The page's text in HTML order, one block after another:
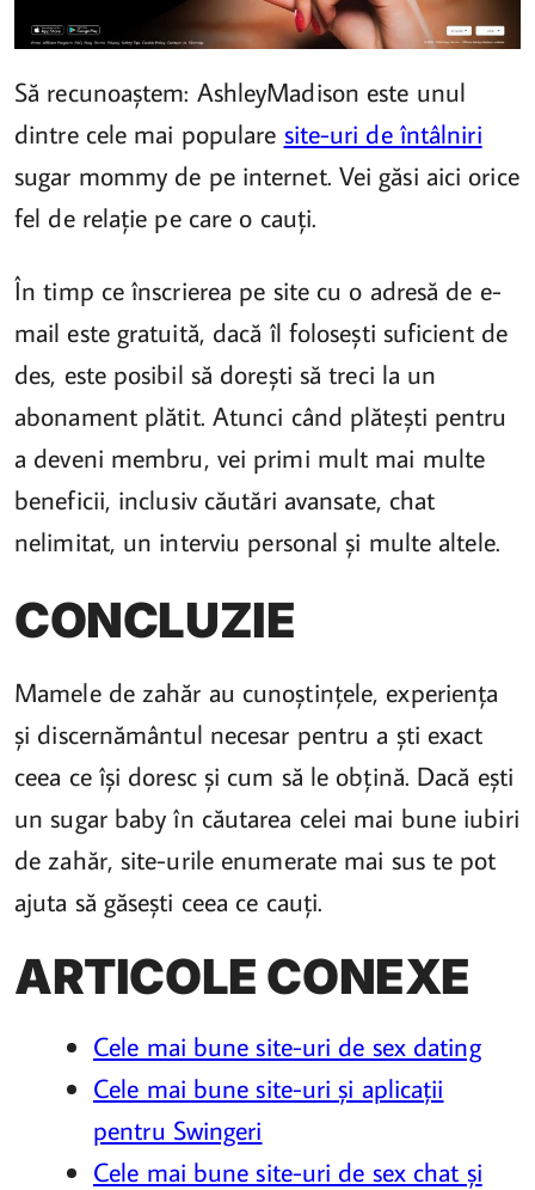
Să recunoaștem: AshleyMadison este unul
dintre cele mai populare site-uri de întâlniri
sugar mommy de pe internet. Vei găsi aici orice
fel de relație pe care o cauți.
În timp ce înscrierea pe site cu o adresă de e-
mail este gratuită, dacă îl folosești suficient de
des, este posibil să dorești să treci la un
abonament plătit. Atunci când plătești pentru
a deveni membru, vei primi mult mai multe
beneficii, inclusiv căutări avansate, chat
nelimitat, un interviu personal și multe altele.
CONCLUZIE
Mamele de zahăr au cunoștințele, experiența
și discernământul necesar pentru a ști exact
ceea ce își doresc și cum să le obțină. Dacă ești
un sugar baby în căutarea celei mai bune iubiri
de zahăr, site-urile enumerate mai sus te pot
ajuta să găsești ceea ce cauți.
ARTICOLE CONEXE
Cele mai bune site-uri de sex dating
Cele mai bune site-uri și aplicații
pentru Swingeri
Cele mai bune site-uri de sex chat și